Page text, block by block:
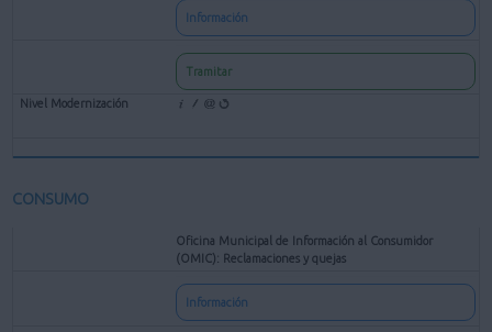
Información
Tramitar
CONSUMO
Oficina Municipal de Información al Consumidor
(OMIC): Reclamaciones y quejas
Información